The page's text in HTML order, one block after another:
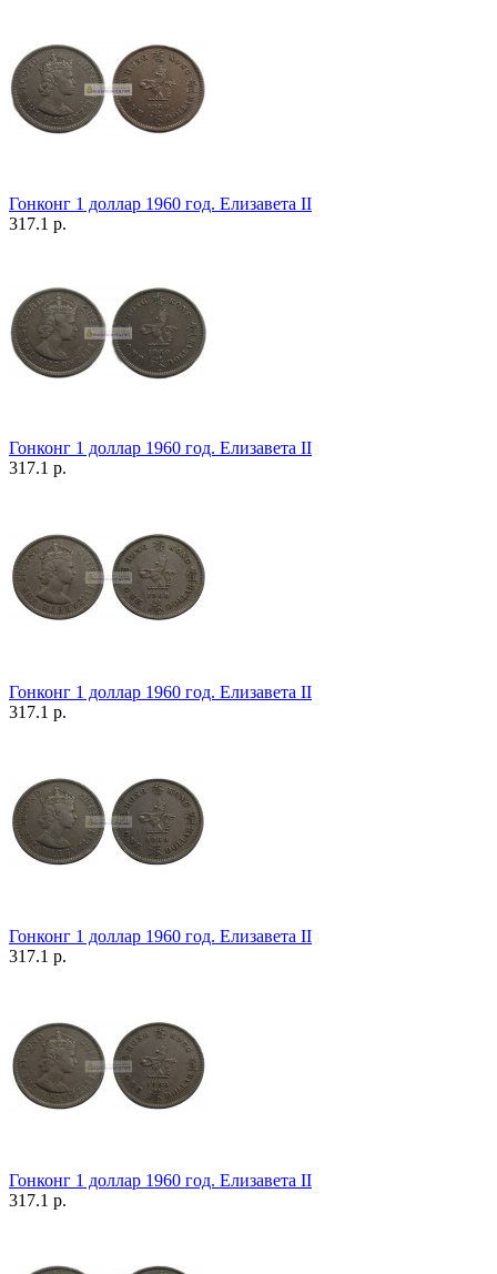
Гонконг 1 доллар 1960 год. Елизавета II
317.1 р.
Гонконг 1 доллар 1960 год. Елизавета II
317.1 р.
Гонконг 1 доллар 1960 год. Елизавета II
317.1 р.
Гонконг 1 доллар 1960 год. Елизавета II
317.1 р.
Гонконг 1 доллар 1960 год. Елизавета II
317.1 р.